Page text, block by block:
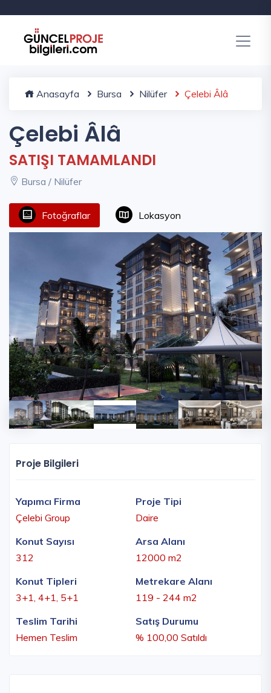
Anasayfa Bursa Nilüfer Çelebi Âlâ
Çelebi Âlâ
SATIŞI TAMAMLANDI
Bursa / Nilüfer
Fotoğraflar Lokasyon
Proje Bilgileri
Yapımcı Firma
Çelebi Group
Proje Tipi
Daire
Konut Sayısı
312
Arsa Alanı
12000 m2
Konut Tipleri
3+1, 4+1, 5+1
Metrekare Alanı
119 - 244 m2
Teslim Tarihi
Hemen Teslim
Satış Durumu
% 100,00 Satıldı